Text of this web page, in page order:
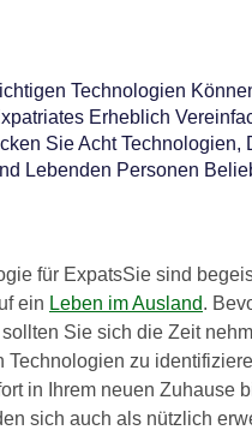
Technologien
Erheblich
Sie Acht Technologien,
Lebenden Personen
Sie sind
ein Leben im Ausland.
Sie sich die Zeit
Technologien zu
in Ihrem neuen Zuhause
sich auch als nützlich